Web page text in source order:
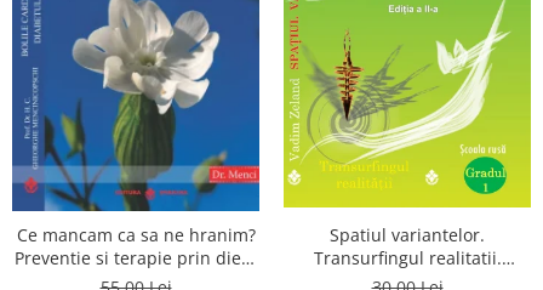
Ce mancam ca sa ne hranim?
Preventie si terapie prin dieta
in bolile cardiovasculare si in
Spatiul variantelor.
Transurfingul realitatii.
Gradul 1. Cum sa ne